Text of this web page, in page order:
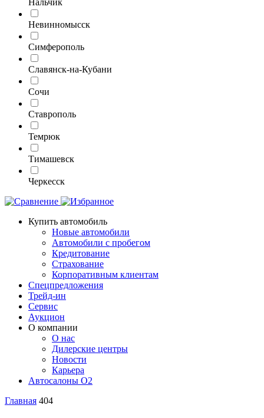
Нальчик
Невинномысск
Симферополь
Славянск-на-Кубани
Сочи
Ставрополь
Темрюк
Тимашевск
Черкесск
Купить автомобиль
Новые автомобили
Автомобили с пробегом
Кредитование
Страхование
Корпоративным клиентам
Спецпредложения
Трейд-ин
Сервис
Аукцион
О компании
О нас
Дилерские центры
Новости
Карьера
Автосалоны O2
Главная 404